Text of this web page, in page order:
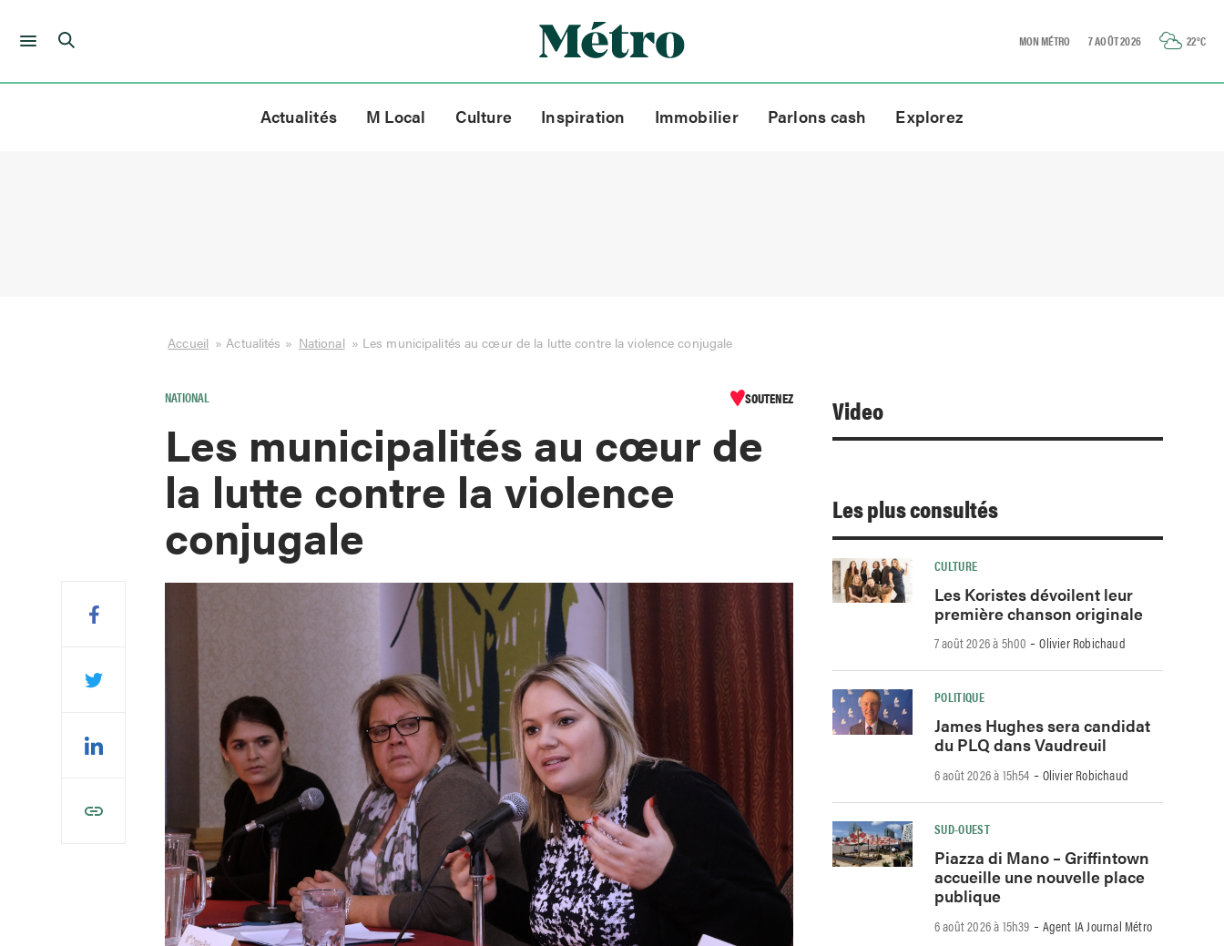
Skip
MON MÉTRO 7 AOÛT 2026 22°C
Actualités M Local Culture Inspiration Immobilier Parlons cash Explorez
Accueil »Actualités » National » Les municipalités au cœur de la lutte contre la violence conjugale
NATIONAL SOUTENEZ
Les municipalités au cœur de
la lutte contre la violence
conjugale
Video
Les plus consultés
CULTURE
Les Koristes dévoilent leur
première chanson originale
7 août 2026 à 5h00 -Olivier Robichaud
POLITIQUE
James Hughes sera candidat
du PLQ dans Vaudreuil
6 août 2026 à 15h54 -Olivier Robichaud
SUD-OUEST
Piazza di Mano – Griffintown
accueille une nouvelle place
publique
6 août 2026 à 15h39 -Agent IA Journal Métro